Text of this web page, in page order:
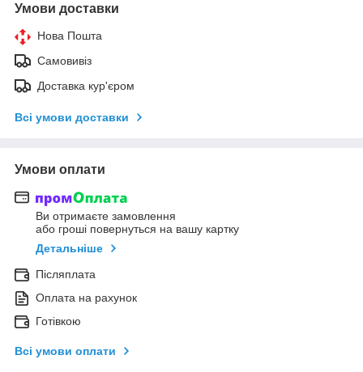
Умови доставки
Нова Пошта
Самовивіз
Доставка кур'єром
Всі умови доставки
Умови оплати
Ви отримаєте замовлення
або гроші повернуться на вашу картку
Детальніше
Післяплата
Оплата на рахунок
Готівкою
Всі умови оплати